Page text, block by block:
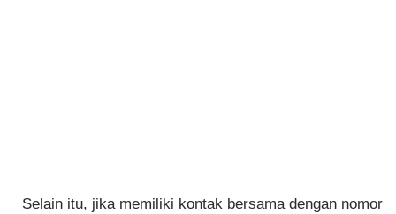
Selain itu, jika memiliki kontak bersama dengan nomor